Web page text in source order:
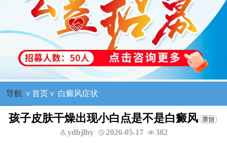
导航 ν 首页ν 白癜风症状
孩子皮肤干燥出现小白点是不是白癜风
ydbjlhy 2026-05-17 382